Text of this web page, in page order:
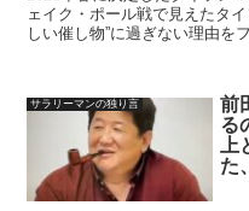
ェイク・ポール戦で見えたタ
しい催し物”に過ぎない理由を
サラリーマンの独り言
前
る
た